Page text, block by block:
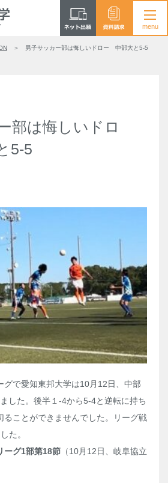
男子サッカー部は悔しいドロー 中部大と5-5
部は悔しいドロ
5-5
グで愛知東邦大学は10月12日、中部
した。後半１-4から5-4と逆転に持ち
ることができませんでした。リーグ戦
た。
ーグ1部第18節 （10月12日、岐阜協立